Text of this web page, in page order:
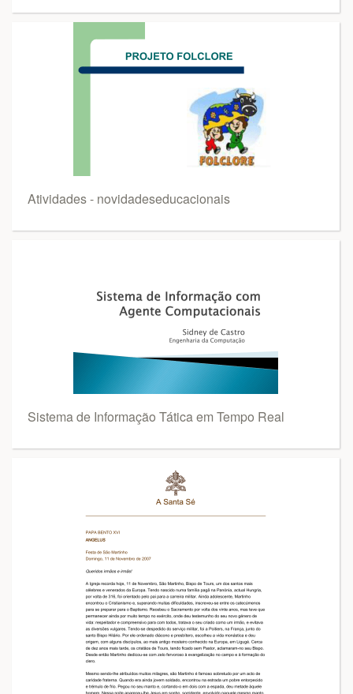
Atividades - novidadeseducacionais
Sistema de Informação Tática em Tempo Real